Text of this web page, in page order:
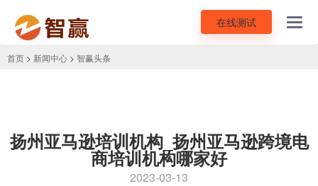
在线测试
首页 > 新闻中心 > 智赢头条
扬州亚马逊培训机构_扬州亚马逊跨境电
商培训机构哪家好
2023-03-13